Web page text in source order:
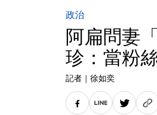
政治
阿扁問妻
珍：當粉
記者 ｜ 徐如奕